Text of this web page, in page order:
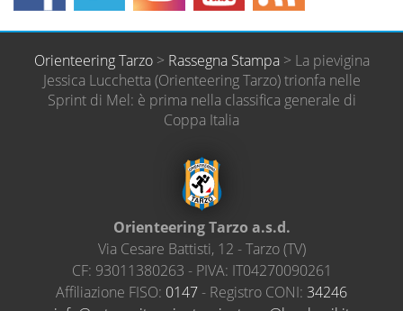
Orienteering Tarzo> Rassegna Stampa> La pievigina
Jessica Lucchetta (Orienteering Tarzo) trionfa nelle
Sprint di Mel: è prima nella classifica generale di
Coppa Italia
Orienteering Tarzo a.s.d.
Via Cesare Battisti, 12 -Tarzo(TV)
CF: 93011380263 - PIVA: IT04270090261
Affiliazione FISO: 0147 - Registro CONI: 34246